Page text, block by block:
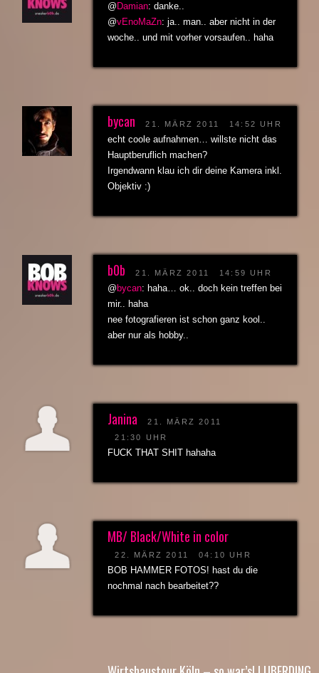
@ Damian: danke..
@vEnoMaZn: ja.. man.. aber nicht in der
woche.. und mit vorher vorsaufen.. haha
bycan 21. MÄRZ 2011 14:52 UHR
echt coole aufnahmen… willste nicht das
Hauptberuflich machen?
Irgendwann klau ich dir deine Kamera inkl.
Objektiv :)
b0b 21. MÄRZ 2011 14:59 UHR
@ bycan: haha… ok.. doch kein treffen bei
mir.. haha
nee fotografieren ist schon ganz kool..
aber nur als hobby..
Janina
21. MÄRZ 2011
21:30 UHR
FUCK THAT SHIT hahaha
MB/ Black/White in color
22. MÄRZ 2011 04:10 UHR
BOB HAMMER FOTOS! hast du die
nochmal nach bearbeitet??